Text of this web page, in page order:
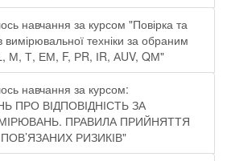
навчання за курсом "Повірка та
вимірювальної техніки за обраним
М, Т, ЕМ, F, РR, ІR, АUV, QМ"
навчання за курсом:
ПРО ВІДПОВІДНІСТЬ ЗА
ПРАВИЛА ПРИЙНЯТТЯ
РИЗИКІВ"